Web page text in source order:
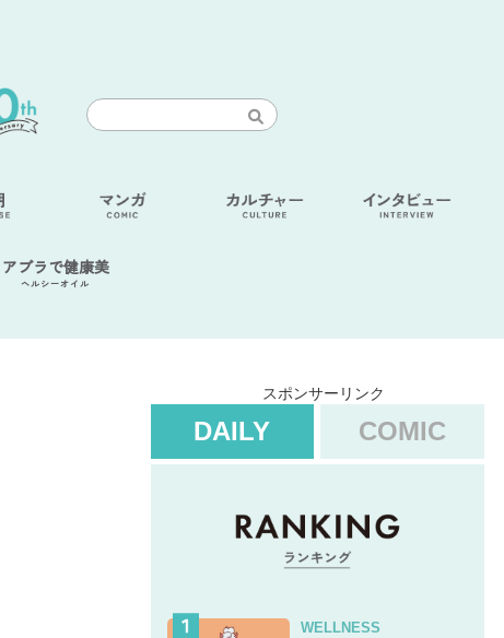
アブラで健康美
ヘルシーオイル
スポンサーリンク
DAILY COMIC
WELLNESS